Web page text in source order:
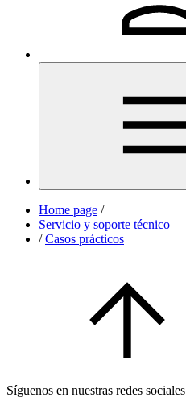
Home page /
Servicio y soporte técnico
/ Casos prácticos
Síguenos en nuestras redes sociales